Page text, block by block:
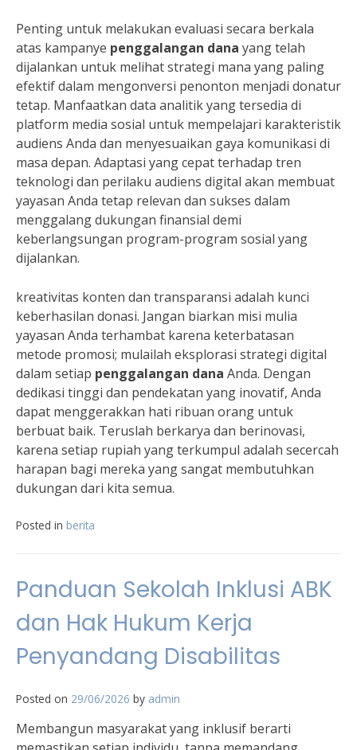
Penting untuk melakukan evaluasi secara berkala
atas kampanye penggalangan dana yang telah
dijalankan untuk melihat strategi mana yang paling
efektif dalam mengonversi penonton menjadi donatur
tetap. Manfaatkan data analitik yang tersedia di
platform media sosial untuk mempelajari karakteristik
audiens Anda dan menyesuaikan gaya komunikasi di
masa depan. Adaptasi yang cepat terhadap tren
teknologi dan perilaku audiens digital akan membuat
yayasan Anda tetap relevan dan sukses dalam
menggalang dukungan finansial demi
keberlangsungan program-program sosial yang
dijalankan.
kreativitas konten dan transparansi adalah kunci
keberhasilan donasi. Jangan biarkan misi mulia
yayasan Anda terhambat karena keterbatasan
metode promosi; mulailah eksplorasi strategi digital
dalam setiap penggalangan dana Anda. Dengan
dedikasi tinggi dan pendekatan yang inovatif, Anda
dapat menggerakkan hati ribuan orang untuk
berbuat baik. Teruslah berkarya dan berinovasi,
karena setiap rupiah yang terkumpul adalah secercah
harapan bagi mereka yang sangat membutuhkan
dukungan dari kita semua.
Posted in berita
Panduan Sekolah Inklusi ABK
dan Hak Hukum Kerja
Penyandang Disabilitas
Posted on 29/06/2026 by admin
Membangun masyarakat yang inklusif berarti